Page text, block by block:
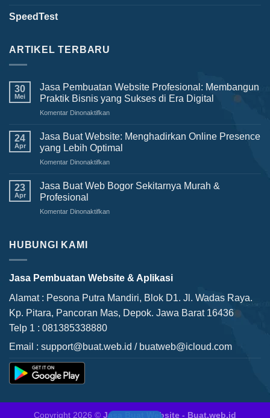
SpeedTest
ARTIKEL TERBARU
30
Mei
Jasa Pembuatan Website Profesional: Membangun
Praktik Bisnis yang Sukses di Era Digital
Komentar Dinonaktifkan
Pembuatan
Website
Profesional:
Bisnis
24
Apr
Jasa Buat Website: Menghadirkan Online Presence
yang Lebih Optimal
Komentar Dinonaktifkan
Buat
Website:
23
Apr
Jasa Buat Web Bogor Sekitarnya Murah &
Profesional
Komentar Dinonaktifkan
Murah
&
Profesional
HUBUNGI KAMI
Jasa Pembuatan Website & Aplikasi
Alamat : Pesona Putra Mandiri, Blok D1. Jl. Wadas Raya.
Kp. Pitara, Pancoran Mas, Depok. Jawa Barat 16436
Telp 1 : 081385338880
Email : support@buat.web.id / buatweb@icloud.com
Copyright 2026 © Jasa Buat Website - Buat.web.id